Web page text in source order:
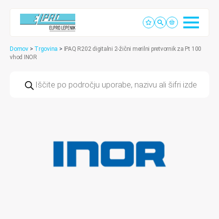
Domov > Trgovina > IPAQ R202 digitalni 2-žični merilni pretvornik za Pt 100
vhod INOR
search